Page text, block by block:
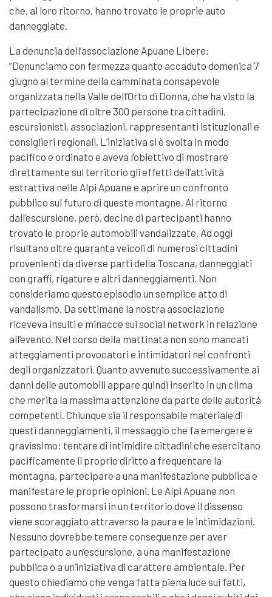
che, al loro ritorno, hanno trovato le proprie auto
danneggiate.
La denuncia dell’associazione Apuane Libere:
“Denunciamo con fermezza quanto accaduto domenica 7
giugno al termine della camminata consapevole
organizzata nella Valle dell’Orto di Donna, che ha visto la
partecipazione di oltre 300 persone tra cittadini,
escursionisti, associazioni, rappresentanti istituzionali e
consiglieri regionali. L’iniziativa si è svolta in modo
pacifico e ordinato e aveva l’obiettivo di mostrare
direttamente sul territorio gli effetti dell’attività
estrattiva nelle Alpi Apuane e aprire un confronto
pubblico sul futuro di queste montagne. Al ritorno
dall’escursione, però, decine di partecipanti hanno
trovato le proprie automobili vandalizzate. Ad oggi
risultano oltre quaranta veicoli di numerosi cittadini
provenienti da diverse parti della Toscana, danneggiati
con graffi, rigature e altri danneggiamenti. Non
consideriamo questo episodio un semplice atto di
vandalismo. Da settimane la nostra associazione
riceveva insulti e minacce sui social network in relazione
all’evento. Nel corso della mattinata non sono mancati
atteggiamenti provocatori e intimidatori nei confronti
degli organizzatori. Quanto avvenuto successivamente ai
danni delle automobili appare quindi inserito in un clima
che merita la massima attenzione da parte delle autorità
competenti. Chiunque sia il responsabile materiale di
questi danneggiamenti, il messaggio che fa emergere è
gravissimo: tentare di intimidire cittadini che esercitano
pacificamente il proprio diritto a frequentare la
montagna, partecipare a una manifestazione pubblica e
manifestare le proprie opinioni. Le Alpi Apuane non
possono trasformarsi in un territorio dove il dissenso
viene scoraggiato attraverso la paura e le intimidazioni.
Nessuno dovrebbe temere conseguenze per aver
partecipato a un’escursione, a una manifestazione
pubblica o a un’iniziativa di carattere ambientale. Per
questo chiediamo che venga fatta piena luce sui fatti,